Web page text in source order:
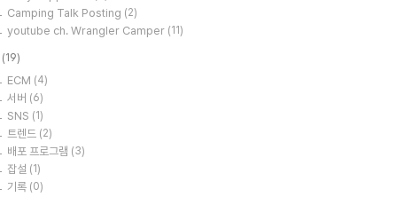
Camping Talk Posting (2)
youtube ch. Wrangler Camper (11)
(19)
ECM (4)
서버 (6)
SNS (1)
트렌드 (2)
배포 프로그램 (3)
잡설 (1)
기록 (0)